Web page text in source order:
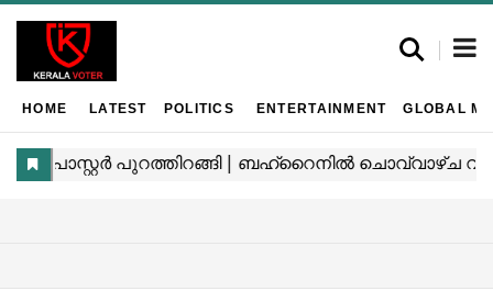
HOME LATEST POLITICS ENTERTAINMENT GLOBAL